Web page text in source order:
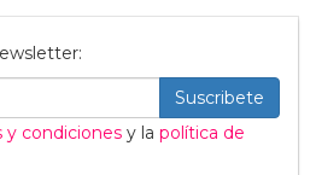
Suscribete
y condiciones y la política de